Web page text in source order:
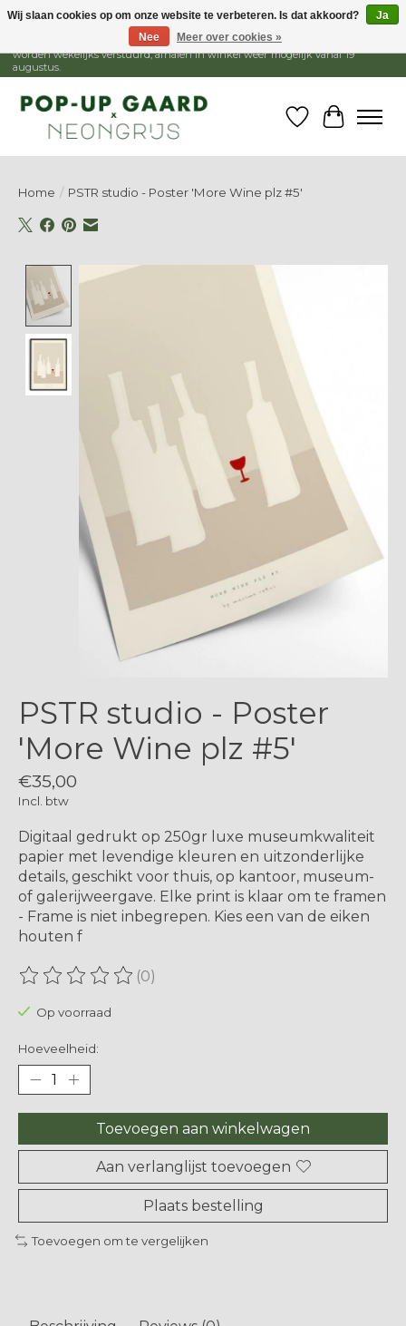
1 - 15 augustus is de winkel gesloten, webshop blijft open. Bestellingen
worden wekelijks verstuurd, afhalen in winkel weer mogelijk vanaf 19
augustus.
Verlanglijst
Home / PSTR studio - Poster 'More Wine plz #5'
Product image slideshow Items
PSTR studio - Poster
'More Wine plz #5'
€35,00
Incl. btw
Digitaal gedrukt op 250gr luxe museumkwaliteit
papier met levendige kleuren en uitzonderlijke
details, geschikt voor thuis, op kantoor, museum-
of galerijweergave. Elke print is klaar om te framen
- Frame is niet inbegrepen. Kies een van de eiken
houten f
De beoordeling van dit product is
(0)
Op voorraad
Hoeveelheid:
Toevoegen aan winkelwagen
Aan verlanglijst toevoegen
Plaats bestelling
Toevoegen om te vergelijken
Wij slaan cookies op om onze website te verbeteren. Is dat akkoord?
Ja
Nee
Meer over cookies »